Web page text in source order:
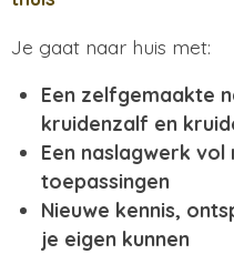
Je gaat naar huis met:
Een zelfgemaakte
kruidenzalf en
Een naslagwerk
toepassingen
Nieuwe kennis,
je eigen kunnen